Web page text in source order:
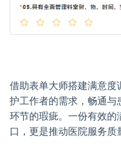
借助表单大师搭建满意
护工作者的需求，畅通
环节的瑕疵。一份有效
口，更是推动医院服务质